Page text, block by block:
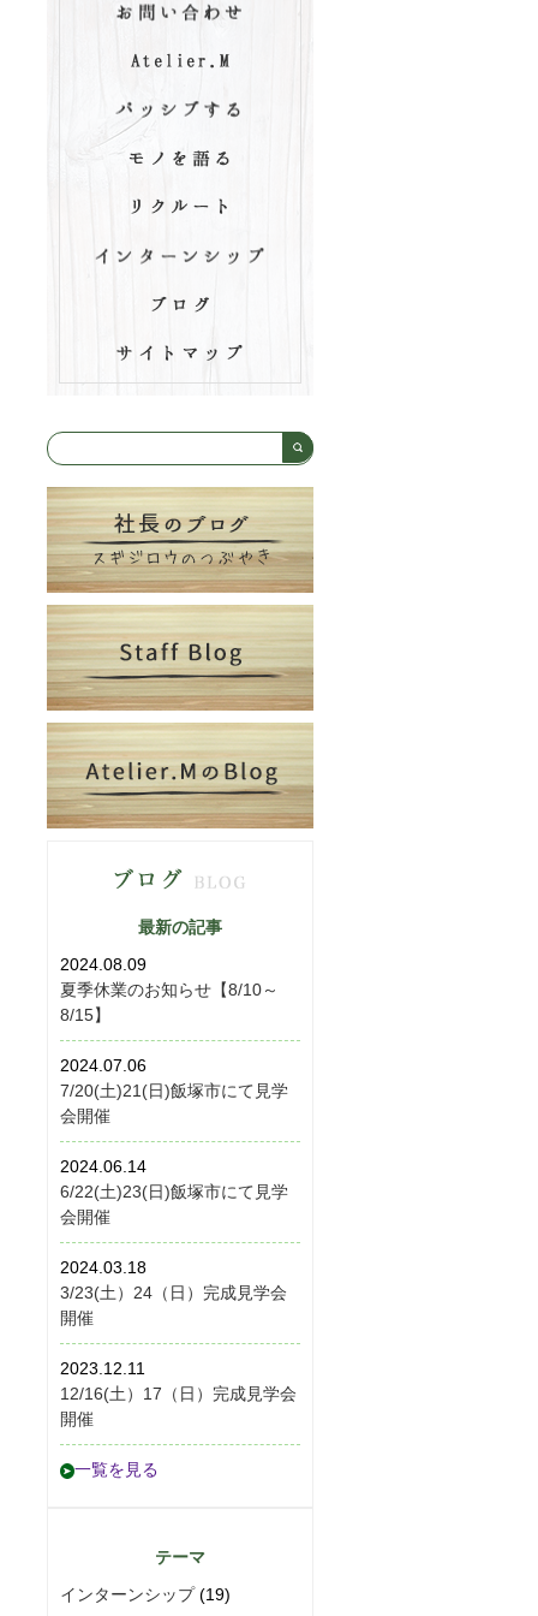
最新の記事
2024.08.09
夏季休業のお知らせ【8/10～
8/15】
2024.07.06
7/20(土)21(日)飯塚市にて見学
会開催
2024.06.14
6/22(土)23(日)飯塚市にて見学
会開催
2024.03.18
3/23(土）24（日）完成見学会
開催
2023.12.11
12/16(土）17（日）完成見学会
開催
一覧を見る
テーマ
インターンシップ(19)